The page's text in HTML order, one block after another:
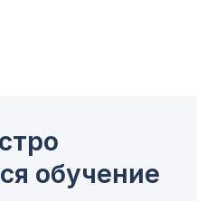
обучение